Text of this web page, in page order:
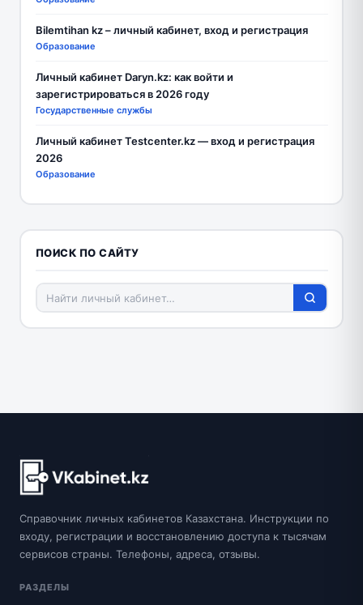
Bilemtihan kz – личный кабинет, вход и регистрация
Образование
Личный кабинет Daryn.kz: как войти и
зарегистрироваться в 2026 году
Государственные службы
Личный кабинет Testcenter.kz — вход и регистрация
2026
Образование
ПОИСК ПО САЙТУ
Справочник личных кабинетов Казахстана. Инструкции по
входу, регистрации и восстановлению доступа к тысячам
сервисов страны. Телефоны, адреса, отзывы.
РАЗДЕЛЫ